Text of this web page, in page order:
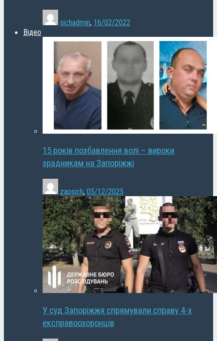
sichadmin, 16/02/2022
Відео
15 років позбавлення волі – вироки
зрадникам на Запоріжжі
zapsich, 05/12/2025
У суд Запоріжжя спрямували справу 4-х
експравоохоронців